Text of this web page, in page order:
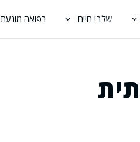
שלבי חיים רפואה מונעת